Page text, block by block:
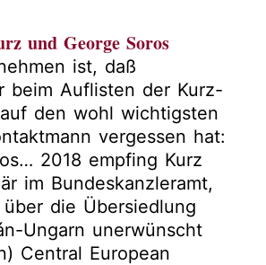
und George Soros
ist, daß
beim Auflisten der Kurz-
den wohl wichtigsten
vergessen hat:
2018 empfing Kurz
im Bundeskanzleramt,
die Übersiedlung
Ungarn unerwünscht
Central European